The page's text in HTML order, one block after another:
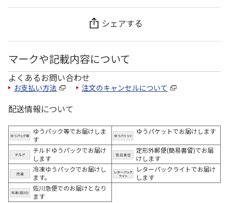
シェアする
マークや記載内容について
よくあるお問い合わせ
お支払い方法 注文のキャンセルについて
配送情報について
ゆうパック等でお届けしま
す
ゆうパケットでお届けします
チルドゆうパックでお届け
します
定形外郵便(簡易書留)でお届
けします
冷凍ゆうパックでお届けし
ます。
レターパックライトでお届け
します
佐川急便でのお届けとなり
ます